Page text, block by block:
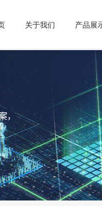
关于我们 产品展